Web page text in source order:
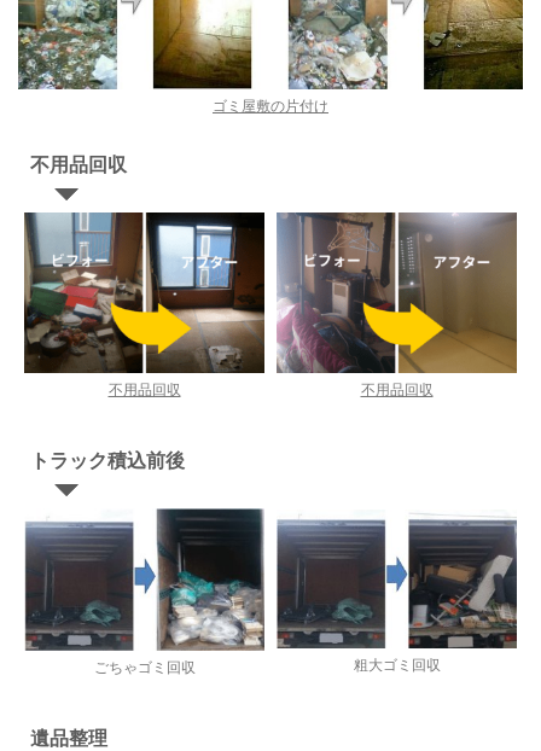
ゴミ屋敷の片付け
不用品回収
不用品回収 不用品回収
トラック積込前後
ごちゃゴミ回収 粗大ゴミ回収
遺品整理